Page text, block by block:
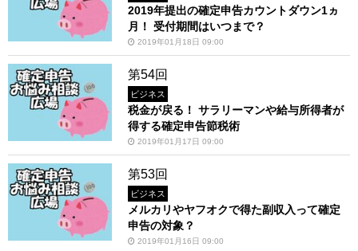
2019年提出の確定申告カウントダウン1ヵ
月！ 受付期間はいつまで？
2019年01月18日 09:00
第54回
ビジネス
税金が戻る！ サラリーマンや給与所得者が
得する確定申告節税術
2019年01月17日 09:00
第53回
ビジネス
メルカリやヤフオクで得た副収入って確定
申告の対象？
2019年01月16日 09:00